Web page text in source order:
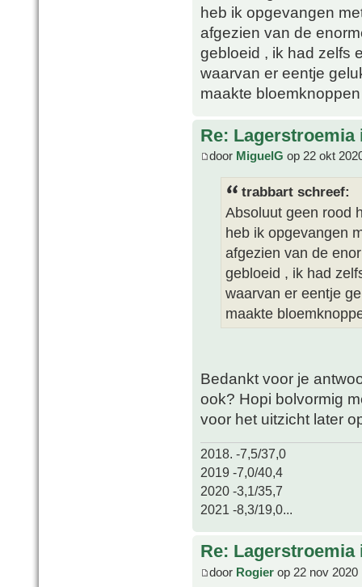
heb ik opgevangen
afgezien van de
gebloeid , ik had zelfs
waarvan er eentje
maakte
Re:
door MiguelG op 22 okt
trabbart schreef:
Absoluut geen rood
heb ik opgevangen
afgezien van de
gebloeid , ik had
waarvan er eentje
maakte
Bedankt voor je
ook? Hopi bolvormig
voor het uitzicht later
2018. -7,5/37,0
2019 -7,0/40,4
2020 -3,1/35,7
2021 -8,3/19,0...
Re:
door Rogier op 22 nov 2020